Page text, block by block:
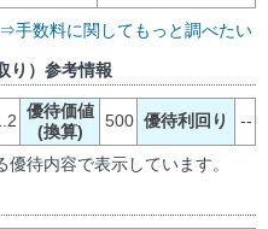
⇒手数料に関してもっと調べたい
り）参考情報
優待価値
(換算)
500 優待利回り --
待内容で表示しています。